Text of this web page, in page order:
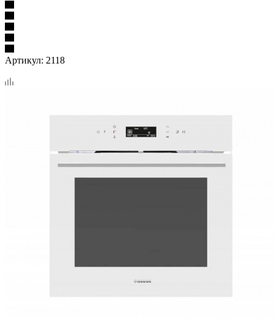
Артикул: 2118